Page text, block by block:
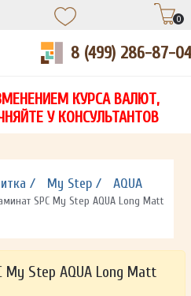
НА
В ТЕЧЕНИЕ 15 МИНУТ
И НАШ МЕНЕДЖЕР
В ТЕЧЕНИЕ 15 МИНУТ
И НАШ МЕНЕДЖЕР
В ТЕЧЕНИЕ 15 МИНУТ
0
8 (499) 286-87-04
КУРСА ВАЛЮТ,
У КОНСУЛЬТАНТОВ
/ My Step /
AQUA
SPC My Step AQUA Long Matt
My Step AQUA Long Matt